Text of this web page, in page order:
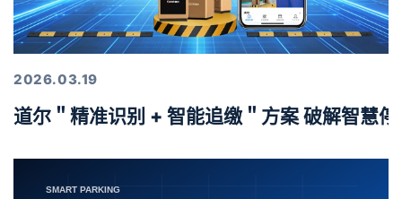
2026.03.19
道尔＂精准识别 + 智能追缴＂方案 破解智慧